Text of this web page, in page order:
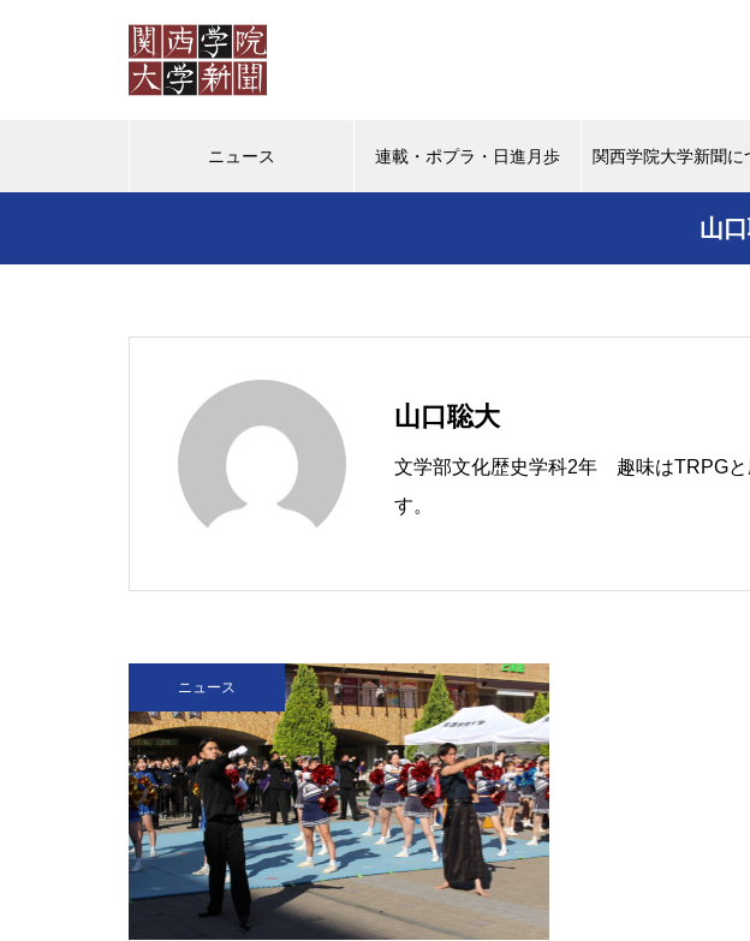
ニュース 連載・ポプラ・日進月歩 関西学院大学新聞に
タイムスリップ
ポプラ 「普通」を演じなくて
（ポプラ）かけがえのない日々
（ポプラ）関学生は通学態度を
改善すべきだ
（ポプラ）進む高齢化 自分の
山
山口聡大
文学部文化歴史学科2年 趣味はTRPGと
す。
ニュース